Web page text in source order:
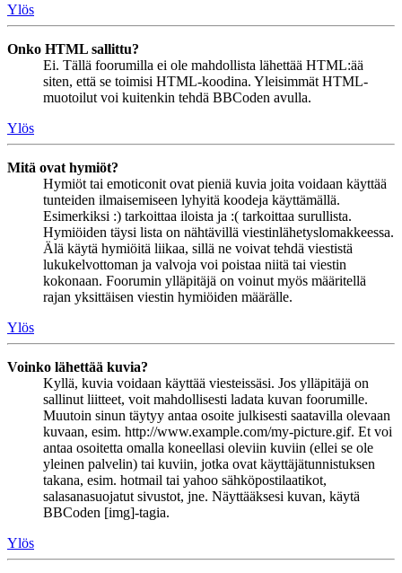
Ylös
Onko HTML sallittu?
Ei. Tällä foorumilla ei ole mahdollista lähettää HTML:ää
siten, että se toimisi HTML-koodina. Yleisimmät HTML-
muotoilut voi kuitenkin tehdä BBCoden avulla.
Ylös
Mitä ovat hymiöt?
Hymiöt tai emoticonit ovat pieniä kuvia joita voidaan käyttää
tunteiden ilmaisemiseen lyhyitä koodeja käyttämällä.
Esimerkiksi :) tarkoittaa iloista ja :( tarkoittaa surullista.
Hymiöiden täysi lista on nähtävillä viestinlähetyslomakkeessa.
Älä käytä hymiöitä liikaa, sillä ne voivat tehdä viestistä
lukukelvottoman ja valvoja voi poistaa niitä tai viestin
kokonaan. Foorumin ylläpitäjä on voinut myös määritellä
rajan yksittäisen viestin hymiöiden määrälle.
Ylös
Voinko lähettää kuvia?
Kyllä, kuvia voidaan käyttää viesteissäsi. Jos ylläpitäjä on
sallinut liitteet, voit mahdollisesti ladata kuvan foorumille.
Muutoin sinun täytyy antaa osoite julkisesti saatavilla olevaan
kuvaan, esim. http://www.example.com/my-picture.gif. Et voi
antaa osoitetta omalla koneellasi oleviin kuviin (ellei se ole
yleinen palvelin) tai kuviin, jotka ovat käyttäjätunnistuksen
takana, esim. hotmail tai yahoo sähköpostilaatikot,
salasanasuojatut sivustot, jne. Näyttääksesi kuvan, käytä
BBCoden [img]-tagia.
Ylös